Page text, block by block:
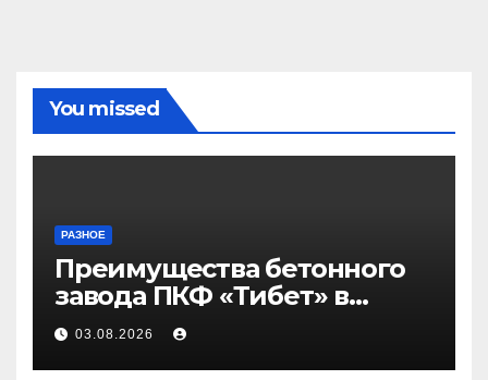
You missed
РАЗНОЕ
Преимущества бетонного
завода ПКФ «Тибет» в
Волгограде и Волжском
03.08.2026